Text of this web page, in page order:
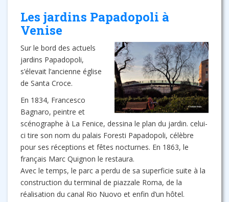
Les jardins Papadopoli à
Venise
Sur le bord des actuels
jardins Papadopoli,
s’élevait l’ancienne église
de Santa Croce.
En 1834, Francesco
Bagnaro, peintre et
scénographe à La Fenice, dessina le plan du jardin. celui-
ci tire son nom du palais Foresti Papadopoli, célèbre
pour ses réceptions et fêtes nocturnes. En 1863, le
français Marc Quignon le restaura.
Avec le temps, le parc a perdu de sa superficie suite à la
construction du terminal de piazzale Roma, de la
réalisation du canal Rio Nuovo et enfin d’un hôtel.